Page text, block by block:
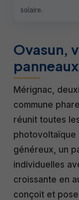
solaire.
Ovasun,
Mérignac,
commune
réunit toutes
photovoltaïque
généreux, un
individuelles
croissante en
conçoit et